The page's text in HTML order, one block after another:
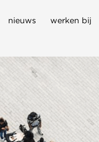
nieuws werken bij